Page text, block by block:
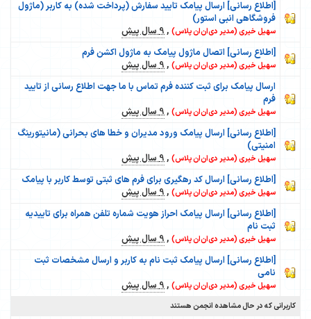
[اطلاع رسانی] ارسال پیامک تایید سفارش (پرداخت شده) به کاربر (ماژول
فروشگاهی انبی استور)
سهیل خیری (مدیر دی‌ان‌ان پلاس) ,9 سال پیش
[اطلاع رسانی] اتصال ماژول پیامک به ماژول اکشن فرم
سهیل خیری (مدیر دی‌ان‌ان پلاس) ,9 سال پیش
ارسال پیامک برای ثبت کننده فرم تماس با ما جهت اطلاع رسانی از تایید
فرم
سهیل خیری (مدیر دی‌ان‌ان پلاس) ,9 سال پیش
[اطلاع رسانی] ارسال پیامک ورود مدیران و خطا های بحرانی (مانیتورینگ
امنیتی)
سهیل خیری (مدیر دی‌ان‌ان پلاس) ,9 سال پیش
[اطلاع رسانی] ارسال کد رهگیری برای فرم های ثبتی توسط کاربر با پیامک
سهیل خیری (مدیر دی‌ان‌ان پلاس) ,9 سال پیش
[اطلاع رسانی] ارسال پیامک احراز هویت شماره تلفن همراه برای تاییدیه
ثبت نام
سهیل خیری (مدیر دی‌ان‌ان پلاس) ,9 سال پیش
[اطلاع رسانی] ارسال پیامک ثبت نام به کاربر و ارسال مشخصات ثبت
نامی
سهیل خیری (مدیر دی‌ان‌ان پلاس) ,9 سال پیش
کاربرانی که در حال مشاهده انجمن هستند